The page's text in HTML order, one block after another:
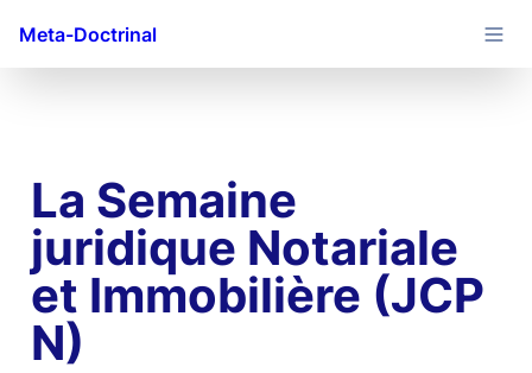
Meta-Doctrinal
La Semaine
juridique Notariale
et Immobilière (JCP
N)